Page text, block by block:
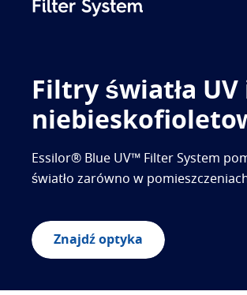
Filtry światła UV
Essilor® Blue UV™ Filter System
światło zarówno w
Znajdź optyka